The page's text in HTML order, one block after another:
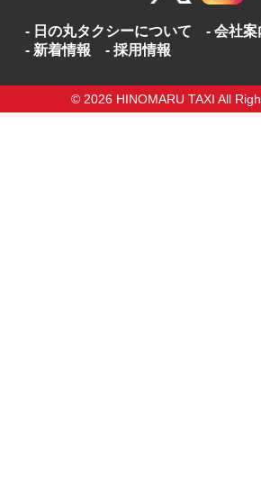
日の丸タクシーについて 会社案
新着情報
採用情報
© 2026 HINOMARU TAXI All